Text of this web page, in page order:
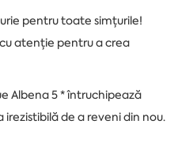
pentru toate simțurile!
atenție pentru a crea
Albena 5 * întruchipează
de a reveni din nou.